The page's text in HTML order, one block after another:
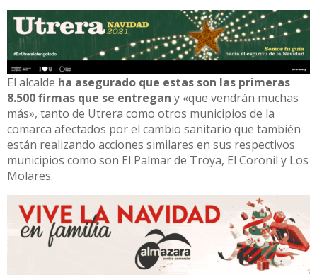
El alcalde ha asegurado que estas son las primeras
8.500 firmas que se entregan y «que vendrán muchas
más», tanto de Utrera como otros municipios de la
comarca afectados por el cambio sanitario que también
están realizando acciones similares en sus respectivos
municipios como son El Palmar de Troya, El Coronil y Los
Molares.